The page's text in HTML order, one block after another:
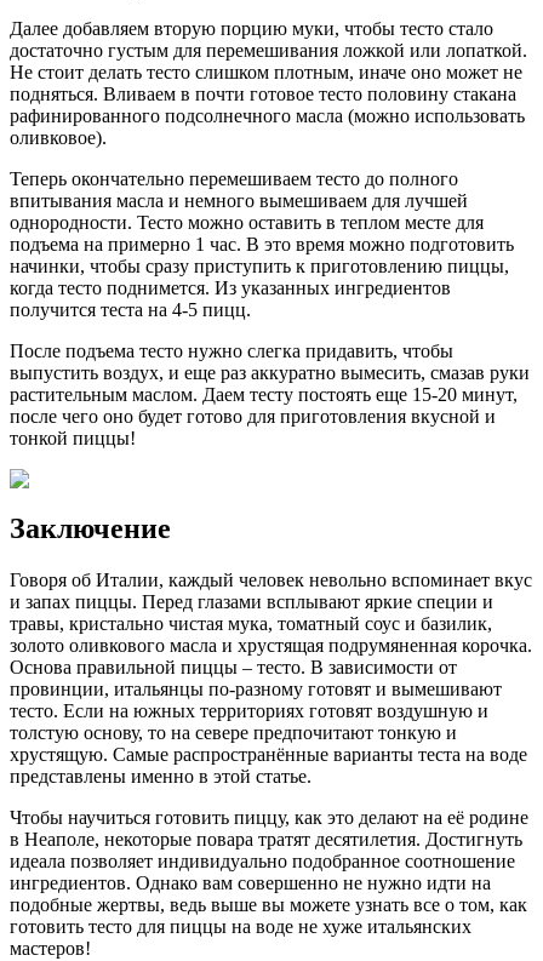
Далее добавляем вторую порцию муки, чтобы тесто стало
достаточно густым для перемешивания ложкой или лопаткой.
Не стоит делать тесто слишком плотным, иначе оно может не
подняться. Вливаем в почти готовое тесто половину стакана
рафинированного подсолнечного масла (можно использовать
оливковое).
Теперь окончательно перемешиваем тесто до полного
впитывания масла и немного вымешиваем для лучшей
однородности. Тесто можно оставить в теплом месте для
подъема на примерно 1 час. В это время можно подготовить
начинки, чтобы сразу приступить к приготовлению пиццы,
когда тесто поднимется. Из указанных ингредиентов
получится теста на 4-5 пицц.
После подъема тесто нужно слегка придавить, чтобы
выпустить воздух, и еще раз аккуратно вымесить, смазав руки
растительным маслом. Даем тесту постоять еще 15-20 минут,
после чего оно будет готово для приготовления вкусной и
тонкой пиццы!
Заключение
Говоря об Италии, каждый человек невольно вспоминает вкус
и запах пиццы. Перед глазами всплывают яркие специи и
травы, кристально чистая мука, томатный соус и базилик,
золото оливкового масла и хрустящая подрумяненная корочка.
Основа правильной пиццы – тесто. В зависимости от
провинции, итальянцы по-разному готовят и вымешивают
тесто. Если на южных территориях готовят воздушную и
толстую основу, то на севере предпочитают тонкую и
хрустящую. Самые распространённые варианты теста на воде
представлены именно в этой статье.
Чтобы научиться готовить пиццу, как это делают на её родине
в Неаполе, некоторые повара тратят десятилетия. Достигнуть
идеала позволяет индивидуально подобранное соотношение
ингредиентов. Однако вам совершенно не нужно идти на
подобные жертвы, ведь выше вы можете узнать все о том, как
готовить тесто для пиццы на воде не хуже итальянских
мастеров!